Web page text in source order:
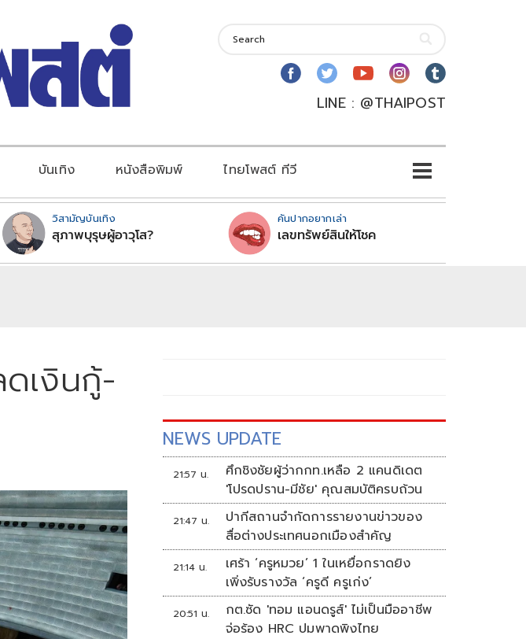
LINE : @THAIPOST
บันเทิง หนังสือพิมพ์ ไทยโพสต์ ทีวี
วิสามัญบันเทิง
สุภาพบุรุษผู้อาวุโส?
คันปากอยากเล่า
เลขทรัพย์สินให้โชค
เงินกู้-
NEWS UPDATE
21:57 น.
ศึกชิงชัยผู้ว่ากกท.เหลือ 2 แคนดิเดต
'โปรดปราน-มีชัย' คุณสมบัติครบถ้วน
21:47 น.
ปากีสถานจำกัดการรายงานข่าวของ
สื่อต่างประเทศนอกเมืองสำคัญ
21:14 น.
เศร้า ‘ครูหมวย’ 1 ในเหยื่อกราดยิง
เพิ่งรับรางวัล ‘ครูดี ครูเก่ง’
20:51 น.
กต.ซัด 'ทอม แอนดรูส์' ไม่เป็นมืออาชีพ
จ่อร้อง HRC ปมพาดพิงไทย